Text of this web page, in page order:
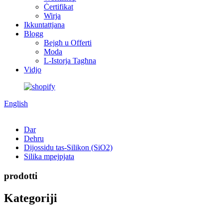
Ċertifikat
Wirja
Ikkuntattjana
Blogg
Bejgħ u Offerti
Moda
L-Istorja Tagħna
Vidjo
English
Dar
Dehru
Dijossidu tas-Silikon (SiO2)
Silika mpejpjata
prodotti
Kategoriji